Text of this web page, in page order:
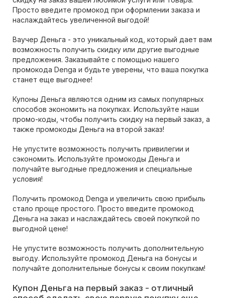
Просто введите промокод при оформлении заказа и
наслаждайтесь увеличенной выгодой!
Ваучер Деньга - это уникальный код, который дает вам
возможность получить скидку или другие выгодные
предложения. Заказывайте с помощью нашего
промокода Denga и будьте уверены, что ваша покупка
станет еще выгоднее!
Купоны Деньга являются одним из самых популярных
способов экономить на покупках. Используйте наши
промо-коды, чтобы получить скидку на первый заказ, а
также промокоды Деньга на второй заказ!
Не упустите возможность получить привилегии и
сэкономить. Используйте промокоды Деньга и
получайте выгодные предложения и специальные
условия!
Получить промокод Denga и увеличить свою прибыль
стало проще простого. Просто введите промокод
Деньга на заказ и наслаждайтесь своей покупкой по
выгодной цене!
Не упустите возможность получить дополнительную
выгоду. Используйте промокод Деньга на бонусы и
получайте дополнительные бонусы к своим покупкам!
Купон Деньга на первый заказ - отличный